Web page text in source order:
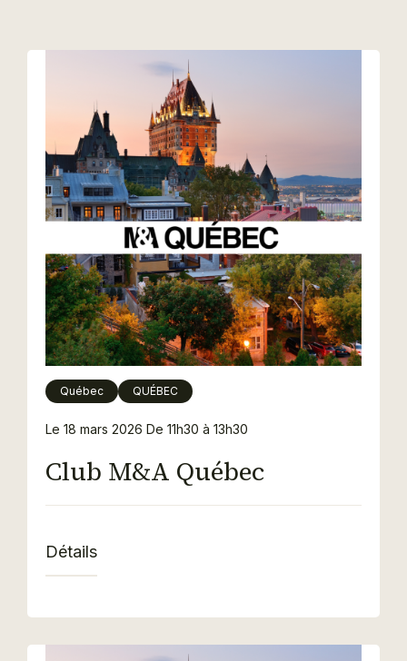
Club M&A Québec
Le 18 mars 2026 De 11h30 à 13h30
Québec QUÉBEC
Détails